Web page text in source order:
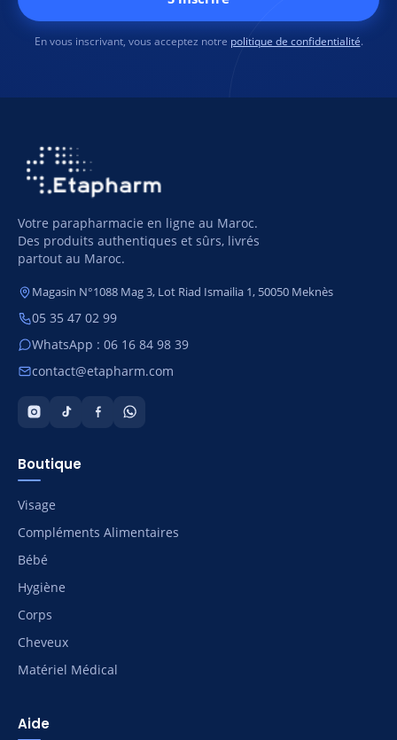
En vous inscrivant, vous acceptez notre politique de confidentialité.
Votre parapharmacie en ligne au Maroc.
Des produits authentiques et sûrs, livrés
partout au Maroc.
Magasin N°1088 Mag 3, Lot Riad Ismailia 1, 50050 Meknès
05 35 47 02 99
WhatsApp : 06 16 84 98 39
contact@etapharm.com
Boutique
Visage
Compléments Alimentaires
Bébé
Hygiène
Corps
Cheveux
Matériel Médical
Aide